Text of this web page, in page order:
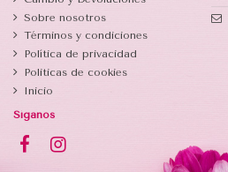
Sobre nosotros
Términos y condiciones
Política de privacidad
Politicas de cookies
Inicio
Síganos